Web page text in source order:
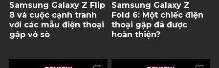
Samsung Galaxy Z Flip
8 và cuộc cạnh tranh
với các mẫu điện thoại
gập vỏ sò
Samsung Galaxy Z
Fold 6: Một chiếc điện
thoại gập đã được
hoàn thiện?